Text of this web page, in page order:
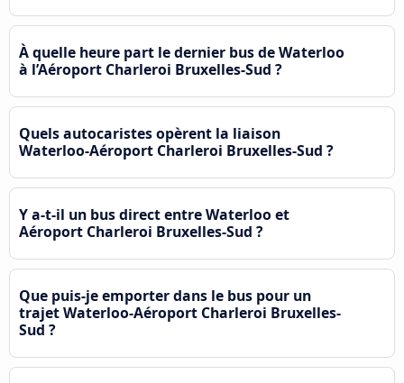
À quelle heure part le dernier bus de Waterloo
à l’Aéroport Charleroi Bruxelles-Sud ?
Quels autocaristes opèrent la liaison
Waterloo-Aéroport Charleroi Bruxelles-Sud ?
Y a-t-il un bus direct entre Waterloo et
Aéroport Charleroi Bruxelles-Sud ?
Que puis-je emporter dans le bus pour un
trajet Waterloo-Aéroport Charleroi Bruxelles-
Sud ?